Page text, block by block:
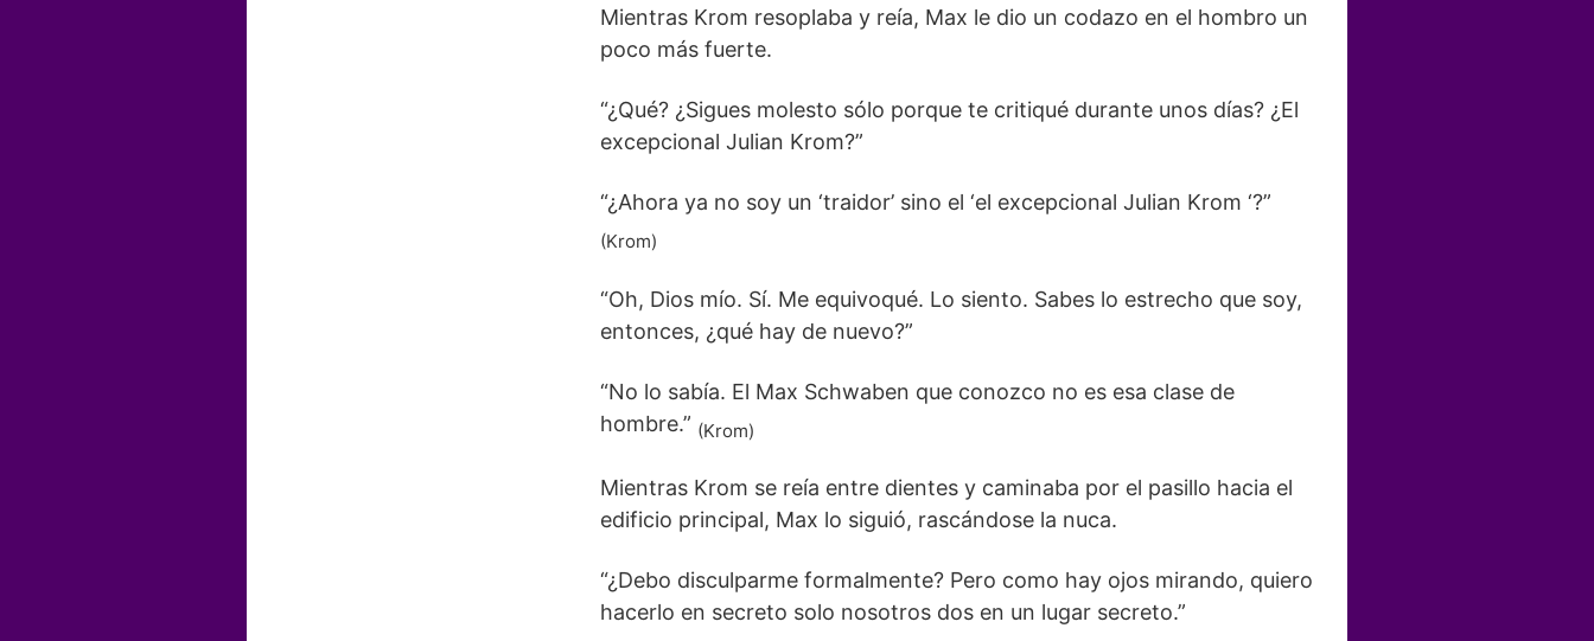
Mientras Krom resoplaba y reía, Max le dio un codazo en el hombro un
poco más fuerte.
“¿Qué? ¿Sigues molesto sólo porque te critiqué durante unos días? ¿El
excepcional Julian Krom?”
“¿Ahora ya no soy un ‘traidor’ sino el ‘el excepcional Julian Krom ‘?”
(Krom)
“Oh, Dios mío. Sí. Me equivoqué. Lo siento. Sabes lo estrecho que soy,
entonces, ¿qué hay de nuevo?”
“No lo sabía. El Max Schwaben que conozco no es esa clase de
hombre.” (Krom)
Mientras Krom se reía entre dientes y caminaba por el pasillo hacia el
edificio principal, Max lo siguió, rascándose la nuca.
“¿Debo disculparme formalmente? Pero como hay ojos mirando, quiero
hacerlo en secreto solo nosotros dos en un lugar secreto.”